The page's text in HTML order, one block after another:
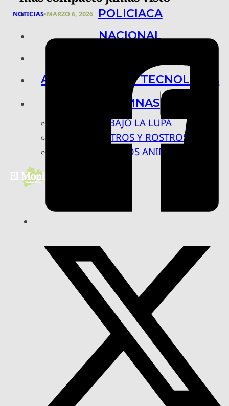
POLICIACA
NACIONAL
ARTE, CIENCIA Y TECNOLOGÍA
COLUMNAS
BAJO LA LUPA
RASTROS Y ROSTROS
VÍNCULOS ANIMALES
NOTICIAS•MARZO 6, 2026